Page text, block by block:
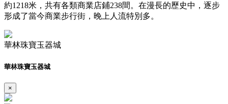
約1218米，共有各類商業店鋪238間。在漫長的歷史中，逐步
形成了當今商業步行街，晚上人流特別多。
華林珠寶玉器城
華林珠寶玉器城
×